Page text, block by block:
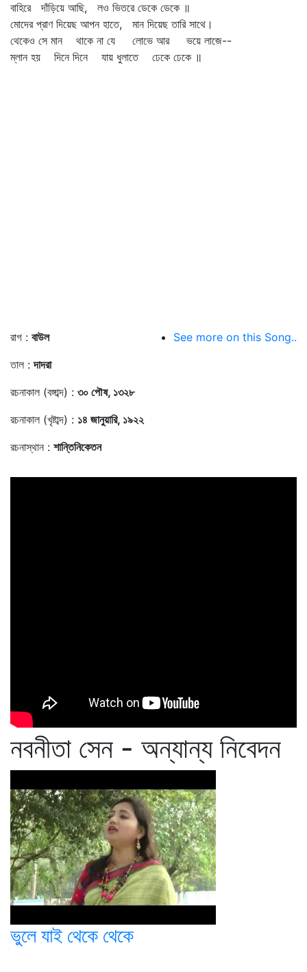
বাহিরে দাঁড়িয়ে আছি, লও ভিতরে ডেকে ডেকে ॥
মোদের প্রাণ দিয়েছ আপন হাতে, মান দিয়েছ তারি সাথে।
থেকেও সে মান থাকে না যে লোভে আর ভয়ে লাজে--
ম্লান হয় দিনে দিনে যায় ধুলাতে ঢেকে ঢেকে ॥
রাগ : বাউল
তাল :দাদরা
রচনাকাল (বঙ্গাব্দ) : ৩০ পৌষ, ১৩২৮
রচনাকাল (খৃষ্টাব্দ) : ১৪ জানুয়ারি, ১৯২২
রচনাস্থান : শান্তিনিকেতন
See more on this Song..
নবনীতা সেন - অন্যান্য নিবেদন
ভুলে যাই থেকে থেকে